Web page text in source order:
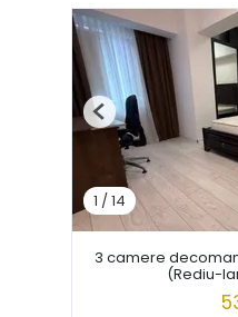
1 /14
Previous
3 camere
(Rediu-